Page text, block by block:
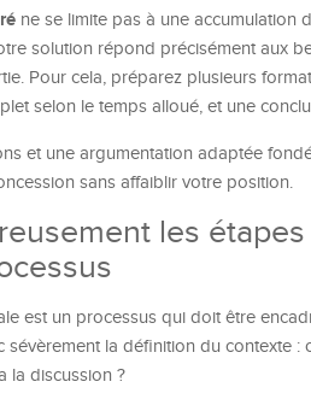
ne se limite pas à une accumulation
solution répond précisément aux
Pour cela, préparez plusieurs
selon le temps alloué, et une
et une argumentation adaptée
sans affaiblir votre position.
les
est un processus qui doit être
sévèrement la définition du contexte
la discussion ?